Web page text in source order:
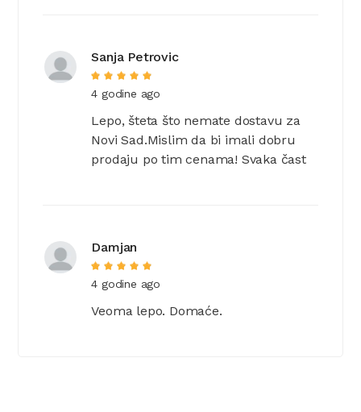
Sanja Petrovic
4 godine ago
Lepo, šteta što nemate dostavu za
Novi Sad.Mislim da bi imali dobru
prodaju po tim cenama! Svaka čast
Damjan
4 godine ago
Veoma lepo. Domaće.